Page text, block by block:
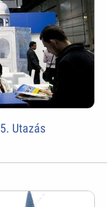
Utazás